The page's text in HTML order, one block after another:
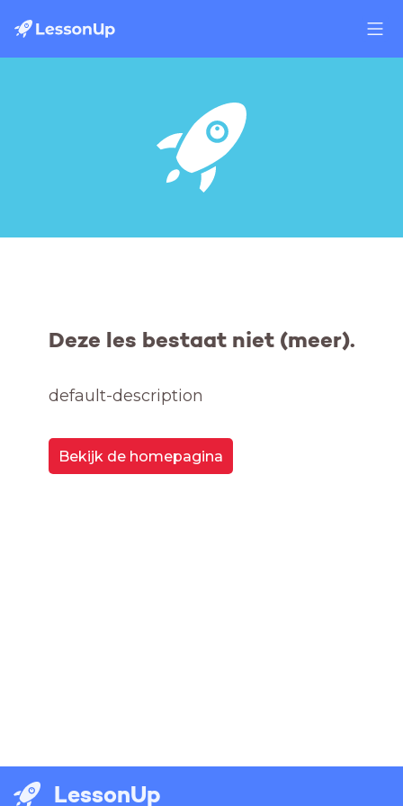
Deze les bestaat niet (meer).
default-description
Bekijk de homepagina
LessonUp